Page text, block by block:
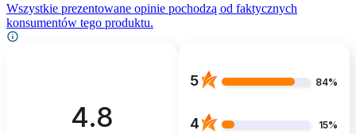
Wszystkie prezentowane opinie pochodzą od faktycznych
konsumentów tego produktu.
4.8
5 84%
4 15%